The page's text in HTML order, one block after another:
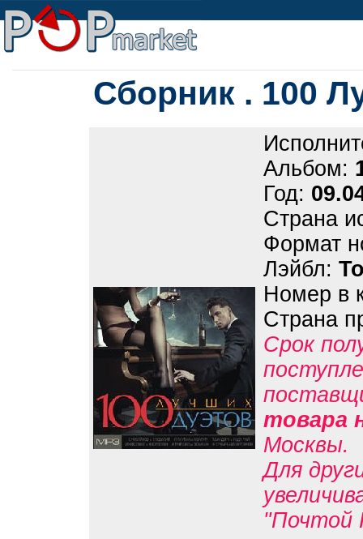
Сборник . 100
Альбом:
Год:
Страна
Формат
Лэйбл:
Номер в
Страна
Срок
товара
Москвы.
Для
"Почтой